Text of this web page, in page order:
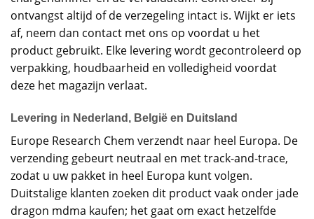
ontvangst altijd of de verzegeling intact is. Wijkt er iets
af, neem dan contact met ons op voordat u het
product gebruikt. Elke levering wordt gecontroleerd op
verpakking, houdbaarheid en volledigheid voordat
deze het magazijn verlaat.
Levering in Nederland, België en Duitsland
Europe Research Chem verzendt naar heel Europa. De
verzending gebeurt neutraal en met track-and-trace,
zodat u uw pakket in heel Europa kunt volgen.
Duitstalige klanten zoeken dit product vaak onder jade
dragon mdma kaufen; het gaat om exact hetzelfde